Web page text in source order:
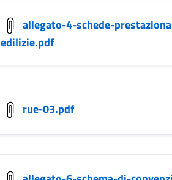
allegato-4-schede-
edilizie.pdf
rue-03.pdf